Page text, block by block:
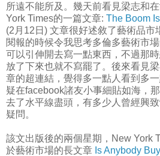
所遠不能所及。幾天前看見梁志和
York Times的一篇文章: The Boom
(2月12日) 文章很好述敘了藝術品市
閱報的時候令我思考多倫多藝術市
可以引伸開去寫一點東西，不過那
放了下來也就不寫罷了。後來看見
章的超連結，覺得多一點人看到多
疑在facebook諸友小事細貼如海，
去了水平線盡頭，有多少人曾經興
疑問。
該文出版後的兩個星期，New York
於藝術市場的長文章 Is Anybody